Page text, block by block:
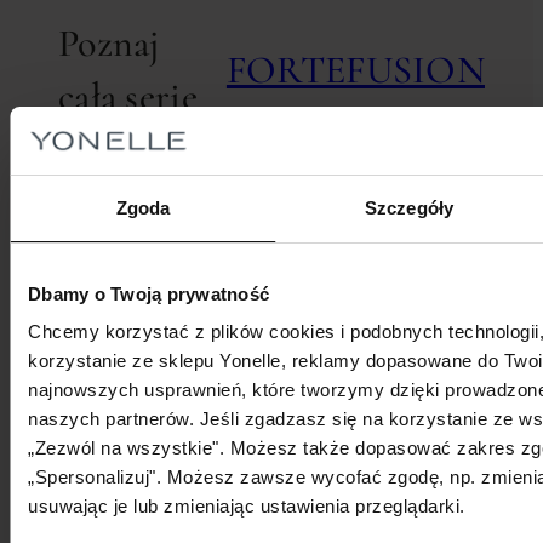
Zgoda Szczegóły
Dbamy o Twoją prywatność
Chcemy korzystać z plików cookies i podobnych
korzystanie ze sklepu Yonelle, reklamy dopasowane do
najnowszych usprawnień, które tworzymy dzięki
naszych partnerów. Jeśli zgadzasz się na korzystanie ze
„Zezwól na wszystkie". Możesz także dopasować zakres
„Spersonalizuj". Możesz zawsze wycofać zgodę, np.
usuwając je lub zmieniając ustawienia przeglądarki.
Poznaj
całą serię
FORTEFUSION
66 pkt.
330,00
FORTEFUSION
FORTEFUSÍON
Bestseller
71 pkt.
355,00
FORTEFUSION
FORTEFUSÍON